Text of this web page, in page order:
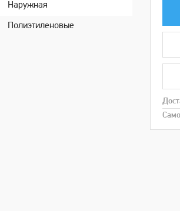
Наружная
Полиэтиленовые